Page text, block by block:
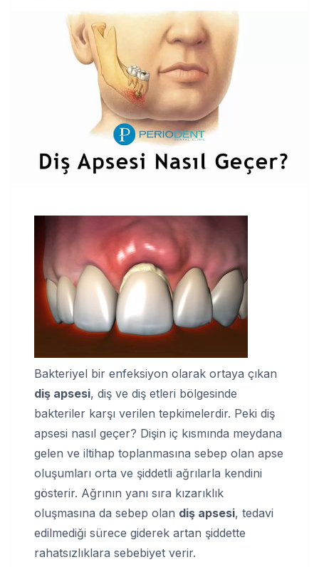
Bakteriyel bir enfeksiyon olarak ortaya çıkan
diş apsesi, diş ve diş etleri bölgesinde
bakteriler karşı verilen tepkimelerdir. Peki diş
apsesi nasıl geçer? Dişin iç kısmında meydana
gelen ve iltihap toplanmasına sebep olan apse
oluşumları orta ve şiddetli ağrılarla kendini
gösterir. Ağrının yanı sıra kızarıklık
oluşmasına da sebep olan diş apsesi, tedavi
edilmediği sürece giderek artan şiddette
rahatsızlıklara sebebiyet verir.